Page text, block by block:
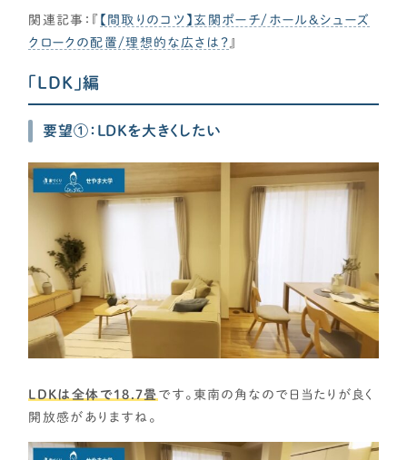
関連記事：『 【間取りのコツ】玄関ポーチ/ホール＆シューズ
クロークの配置/理想的な広さは？ 』
「LDK」編
要望①：LDKを大きくしたい
LDKは全体で18.7畳 です。東南の角なので日当たりが良く
開放感がありますね。